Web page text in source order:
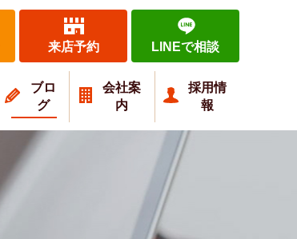
来店予約 LINEで相談
ブロ
グ
会社案
内
採用情
報